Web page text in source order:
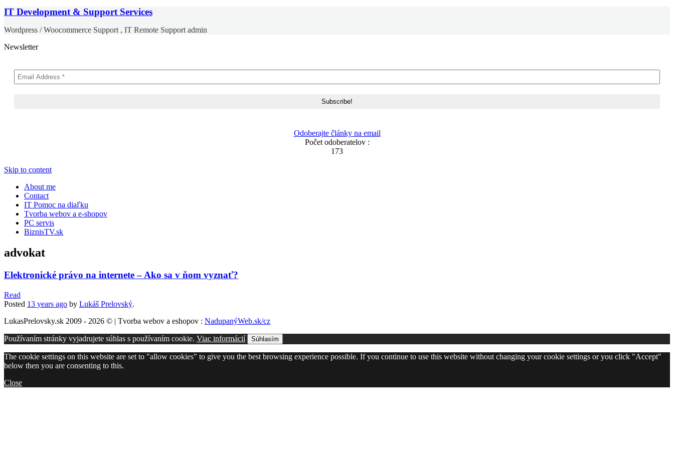
IT Development & Support Services
Wordpress / Woocommerce Support , IT Remote Support admin
Newsletter
Odoberajte články na email
Počet odoberatelov :
173
Skip to content
About me
Contact
IT Pomoc na diaľku
Tvorba webov a e-shopov
PC servis
BiznisTV.sk
advokat
Elektronické právo na internete – Ako sa v ňom vyznať?
Read
Posted 13 years ago by Lukáš Prelovský.
LukasPrelovsky.sk 2009 - 2026 © | Tvorba webov a eshopov : NadupanýWeb.sk/cz
Používaním stránky vyjadrujete súhlas s používaním cookie. Viac informácií Súhlasím
The cookie settings on this website are set to "allow cookies" to give you the best browsing experience possible. If you continue to use this website without changing your cookie settings or you click "Accept"
below then you are consenting to this.
Close